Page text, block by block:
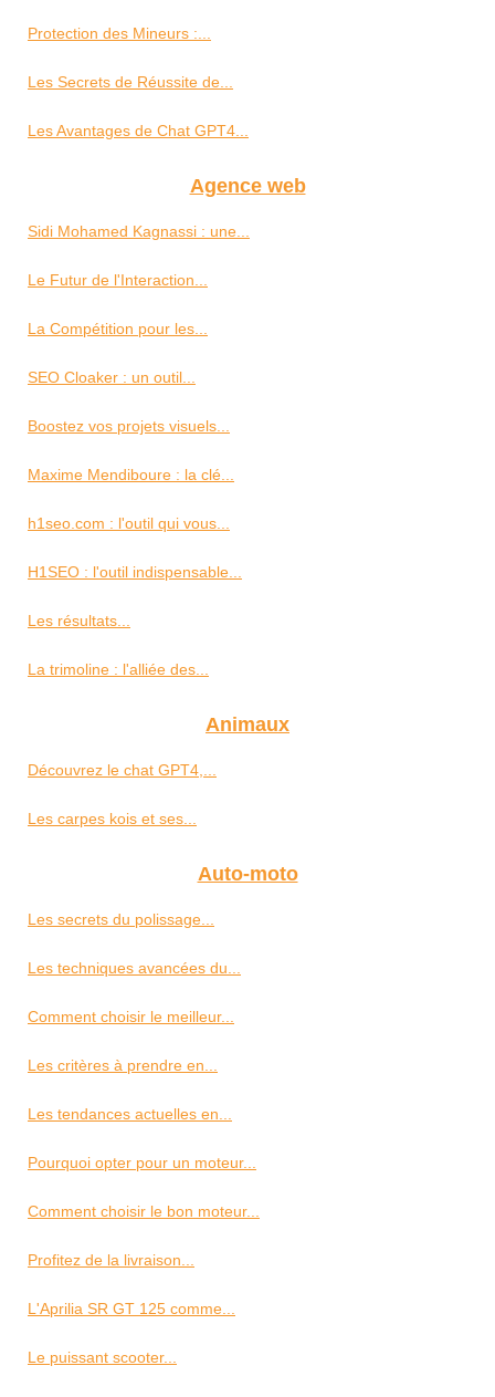
Protection des Mineurs :...
Les Secrets de Réussite de...
Les Avantages de Chat GPT4...
Agence web
Sidi Mohamed Kagnassi : une...
Le Futur de l'Interaction...
La Compétition pour les...
SEO Cloaker : un outil...
Boostez vos projets visuels...
Maxime Mendiboure : la clé...
h1seo.com : l'outil qui vous...
H1SEO : l'outil indispensable...
Les résultats...
La trimoline : l'alliée des...
Animaux
Découvrez le chat GPT4,...
Les carpes kois et ses...
Auto-moto
Les secrets du polissage...
Les techniques avancées du...
Comment choisir le meilleur...
Les critères à prendre en...
Les tendances actuelles en...
Pourquoi opter pour un moteur...
Comment choisir le bon moteur...
Profitez de la livraison...
L'Aprilia SR GT 125 comme...
Le puissant scooter...